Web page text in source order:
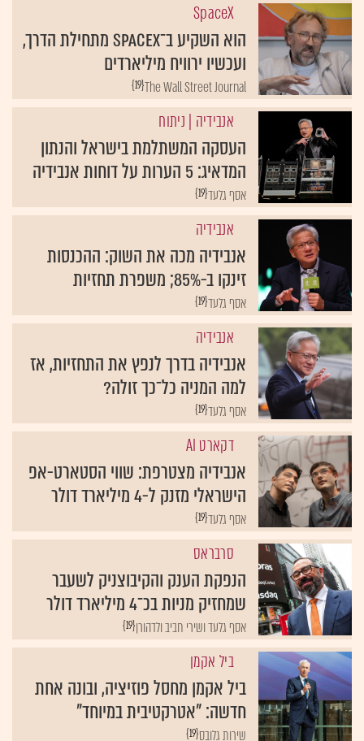
SpaceX
הוא השקיע ב־SpaceX מתחילת הדרך,
ועכשיו ירוויח מיליארדים
{19}The Wall Street Journal
אנבידיה | ניתוח
העסקה המשתלמת בישראל והנתון
המדאיג: 5 הערות על דוחות אנבידיה
{19}אסף גלעד
אנבידיה
אנבידיה מכה את השוק: ההכנסות
זינקו ב-85%; משפרת תחזיות
{19}אסף גלעד
אנבידיה
אנבידיה בדרך לנפץ את התחזיות, אז
למה המניה כל־כך זולה?
{19}אסף גלעד
דקארט AI
אנבידיה מצטרפת: שווי הסטארט-אפ
הישראלי מזנק ל-4 מיליארד דולר
{19}אסף גלעד
סרבראס
הנפקת הענק והקיבוצניק לשעבר
שמחזיק מניות בכ־4 מיליארד דולר
{19}אסף גלעד ושירי חביב ולדהורן
ביל אקמן
ביל אקמן מחסל פוזיציה, ובונה אחת
חדשה: "אטרקטיבית במיוחד"
{19}שירות גלובס